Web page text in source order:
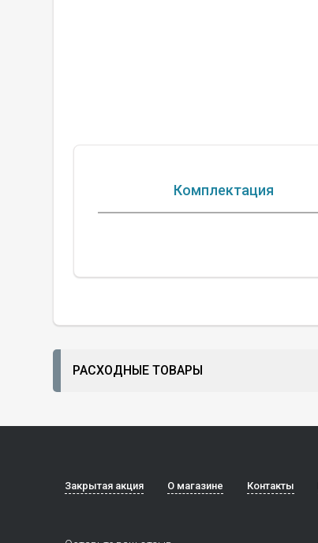
Комплектация
РАСХОДНЫЕ ТОВАРЫ
Закрытая акция О магазине Контакты